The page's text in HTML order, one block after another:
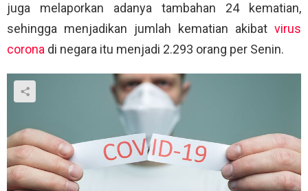
juga melaporkan adanya tambahan 24 kematian,
sehingga menjadikan jumlah kematian akibat virus
corona di negara itu menjadi 2.293 orang per Senin.